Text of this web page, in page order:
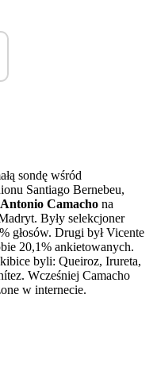
sondę wśród
Santiago Bernebeu,
Antonio Camacho na
Były selekcjoner
głosów. Drugi był Vicente
20,1% ankietowanych.
byli: Queiroz, Irureta,
Wcześniej Camacho
w internecie.